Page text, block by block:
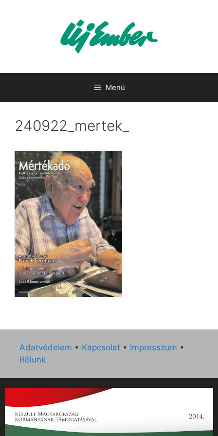
Menü
240922_mertek_
Adatvédelem • Kapcsolat • Impresszum •
Rólunk